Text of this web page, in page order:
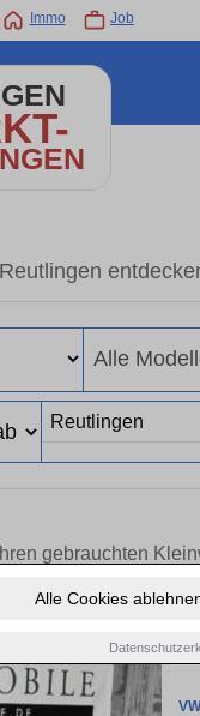
Alle Cookies
Immo Job
gebrauchten
Fahrzeuge. Von
in Reutlingen